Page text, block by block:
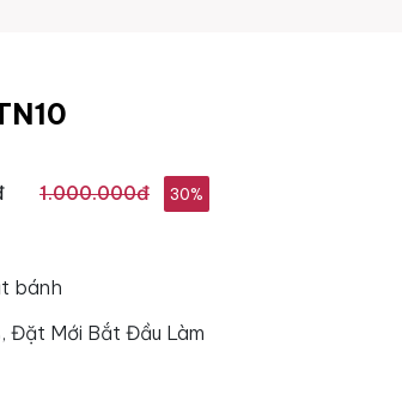
1.000.000đ 30%
bánh
Đặt Mới Bắt Đầu Làm